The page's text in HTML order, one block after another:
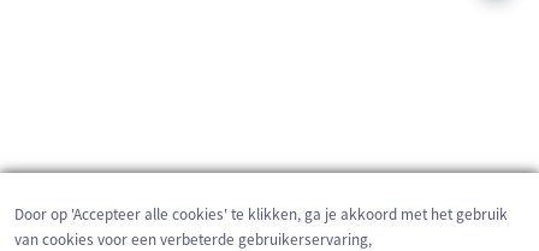
Door op 'Accepteer alle cookies' te klikken, ga je akkoord met het gebruik
van cookies voor een verbeterde gebruikerservaring,